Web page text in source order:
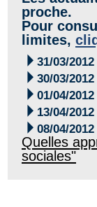
proche.
Pour
limites,
 31/03/2012
 30/03/2012
 01/04/2012
 13/04/2012
 08/04/2012
Quelles
sociales"